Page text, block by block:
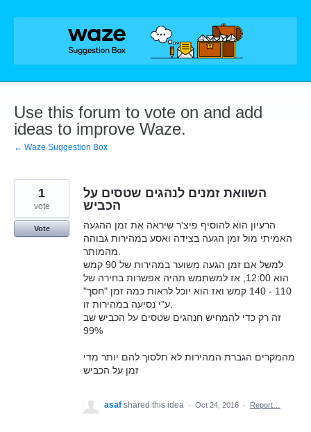
Skip
Use this forum to vote on and add
ideas to improve Waze.
← Waze Suggestion Box
השוואת זמנים לנהגים שטסים על
הכביש
הרעיון הוא להוסיף פיצ'ר שיראה את זמן ההגעה
האמיתי מול זמן הגעה בצידה ואסע במהירות גבוהה
למשל אם זמן הגעה משוער במהירות של 90 קמש
הוא 12:00, אז למשתמש תהיה אפשרות בחירה של
110 - 140 קמש ואז הוא יוכל לראות כמה זמן "חסך"
זה רק כדי להמחיש חנהגים שטסים על הכביש שב
99%
מהמקרים הגברת המהירות לא תלסוך להם יותר מדי
זמן על הכביש
1
vote
Vote
asaf shared this idea · Oct 24, 2016 · Report…